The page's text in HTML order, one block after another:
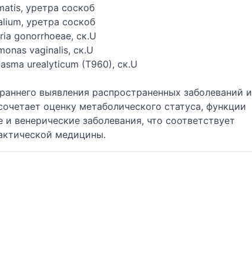
уретра соскоб
уретра соскоб
gonorrhoeae, ск.U
vaginalis, ск.U
urealyticum (T960), ск.U
выявления распространенных заболеваний и
оценку метаболического статуса, функции
венерические заболевания, что соответствует
медицины.